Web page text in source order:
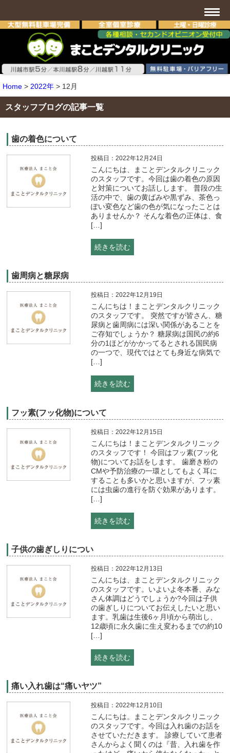
Home > 2022年 > 12月
スタッフブログの記事一覧
歯の着色について
投稿日：2022年12月24日
こんにちは、まことデンタルクリニック
のスタッフです。今回は歯の着色の原因
と対策についてお話しします。 普段の生
活の中で、歯の黄ばみや黒ずみ、茶色っ
ぽい変色など歯の色が気になったことは
ありませんか？ そんな着色の正体は、食
[…]
続きを読む
歯周病と糖尿病
投稿日：2022年12月19日
こんにちは！まことデンタルクリニック
のスタッフです。 突然ですが皆さん、糖
尿病と歯周病には深い関係があることを
ご存知でしょうか？ 糖尿病は国民の約6
分の1ほどがかかってるとされる国民病
の一つで、現代ではとても身近な病気で
[…]
続きを読む
フッ素(フッ化物)について
投稿日：2022年12月15日
こんにちは！まことデンタルクリニック
のスタッフです！ 今回はフッ素(フッ化
物)についてお話をします。 歯磨き粉の
CMや予防治療の一環としてもよく耳に
することも多いかと思いますが、フッ素
には虫歯の進行を防ぐ効果があります。
[…]
続きを読む
子供の歯ぎしりについ
投稿日：2022年12月13日
こんにちは、まことデンタルクリニック
のスタッフです。いよいよ冬本番、みな
さん体調はどうでしょうか?今回は子供
の歯ぎしりについてお伝えしたいと思い
ます。乳歯は生後6ヶ月頃から萌出し、
12歳頃に永久歯に生え変わるまでの約10
[…]
続きを読む
痛い入れ歯は“痛いヤツ”
投稿日：2022年12月10日
こんにちは。まことデンタルクリニック
のスタッフです。今回は入れ歯のお話を
させていただきます。 診療していて患者
さんからよく聞くのは『昔、入れ歯を作